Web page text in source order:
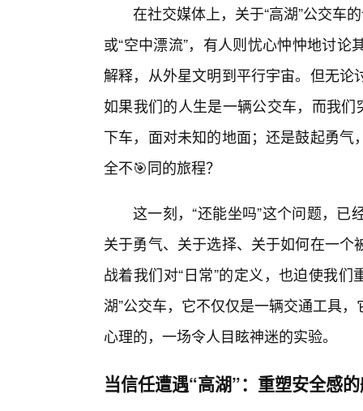
在社交媒体上，关于“高湖”公交车
或“空中漂流”，有人则忧心忡忡地讨
解释，从外星文明到平行宇宙。但无
如果我们的人生是一辆公交车，而我
下车，面对未知的地面；还是鼓起勇
全不🎯同的旅程？
这一刻，“还能坐吗”这个问题，
关于勇气、关于选择、关于如何在一
战着我们对“日常”的定义，也迫使我们
湖”公交车，它不仅仅是一辆交通工具
心理的，一场令人目眩神迷的实验。
当信任遭遇“高湖”：重塑安全感